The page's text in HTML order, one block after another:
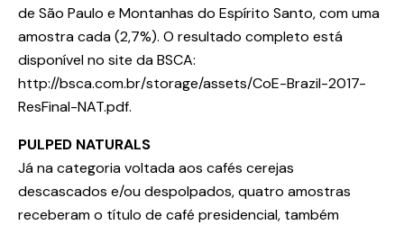
de São Paulo e Montanhas do Espírito Santo, com uma
amostra cada (2,7%). O resultado completo está
disponível no site da BSCA:
http://bsca.com.br/storage/assets/CoE-Brazil-2017-
ResFinal-NAT.pdf.
PULPED NATURALS
Já na categoria voltada aos cafés cerejas
descascados e/ou despolpados, quatro amostras
receberam o título de café presidencial, também